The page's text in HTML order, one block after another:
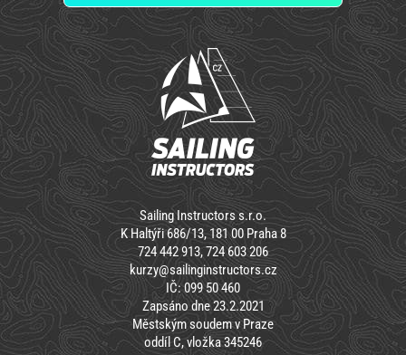
Sailing Instructors s.r.o.
K Haltýři 686/13, 181 00 Praha 8
724 442 913, 724 603 206
kurzy@sailinginstructors.cz
IČ: 099 50 460
Zapsáno dne 23.2.2021
Městským soudem v Praze
oddíl C, vložka 345246